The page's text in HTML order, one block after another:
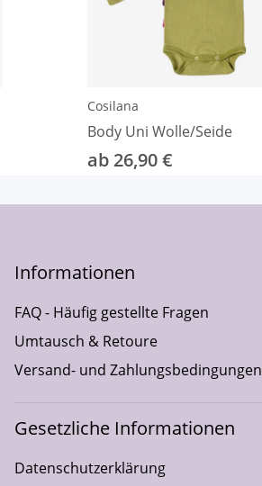
Cosilana
Body Uni Wolle/Seide
ab 26,90 €
Informationen
FAQ - Häufig gestellte Fragen
Umtausch & Retoure
Versand- und Zahlungsbedingungen
Gesetzliche Informationen
Datenschutzerklärung